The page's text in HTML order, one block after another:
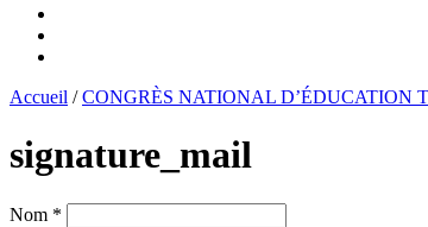
Accueil /CONGRÈS NATIONAL D’ÉDUCATION
signature_mail
Nom *